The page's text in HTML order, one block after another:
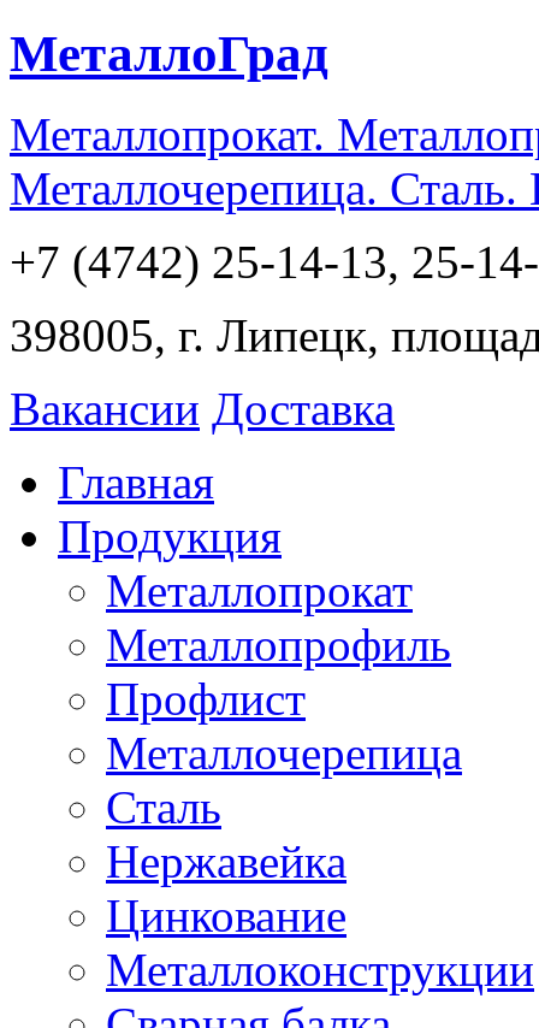
МеталлоГрад
Металлопрокат.
Металлочерепица.
+7 (4742) 25-14-13, 25-
398005, г. Липецк,
Вакансии Доставка
Главная
Продукция
Металлопрокат
Металлопрофиль
Профлист
Металлочерепица
Сталь
Нержавейка
Цинкование
Металлоконструкции